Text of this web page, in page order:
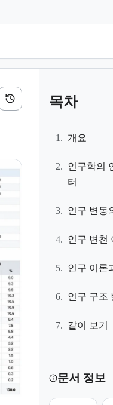
목차
1. 개요
2. 인구학의
터
3. 인구 변동
4. 인구 변천
5. 인구 이론
6. 인구 구조
7. 같이 보기
문서 정보